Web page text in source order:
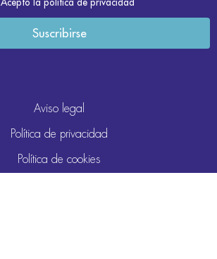
Aviso legal
Política de privacidad
Política de cookies